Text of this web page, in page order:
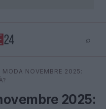
⌕
⌕
MODA NOVEMBRE 2025:
2025: